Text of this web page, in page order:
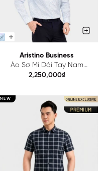
Aristino Business
Áo Sơ Mi Dài Tay Nam
Aristino Business Regular Fit
2,250,000₫
NEW